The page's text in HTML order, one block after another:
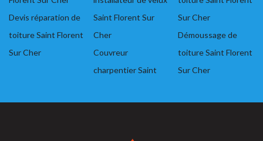
Devis réparation de
toiture Saint Florent
Sur Cher
Saint Florent Sur
Cher
Couvreur
charpentier Saint
Sur Cher
Démoussage de
toiture Saint Florent
Sur Cher